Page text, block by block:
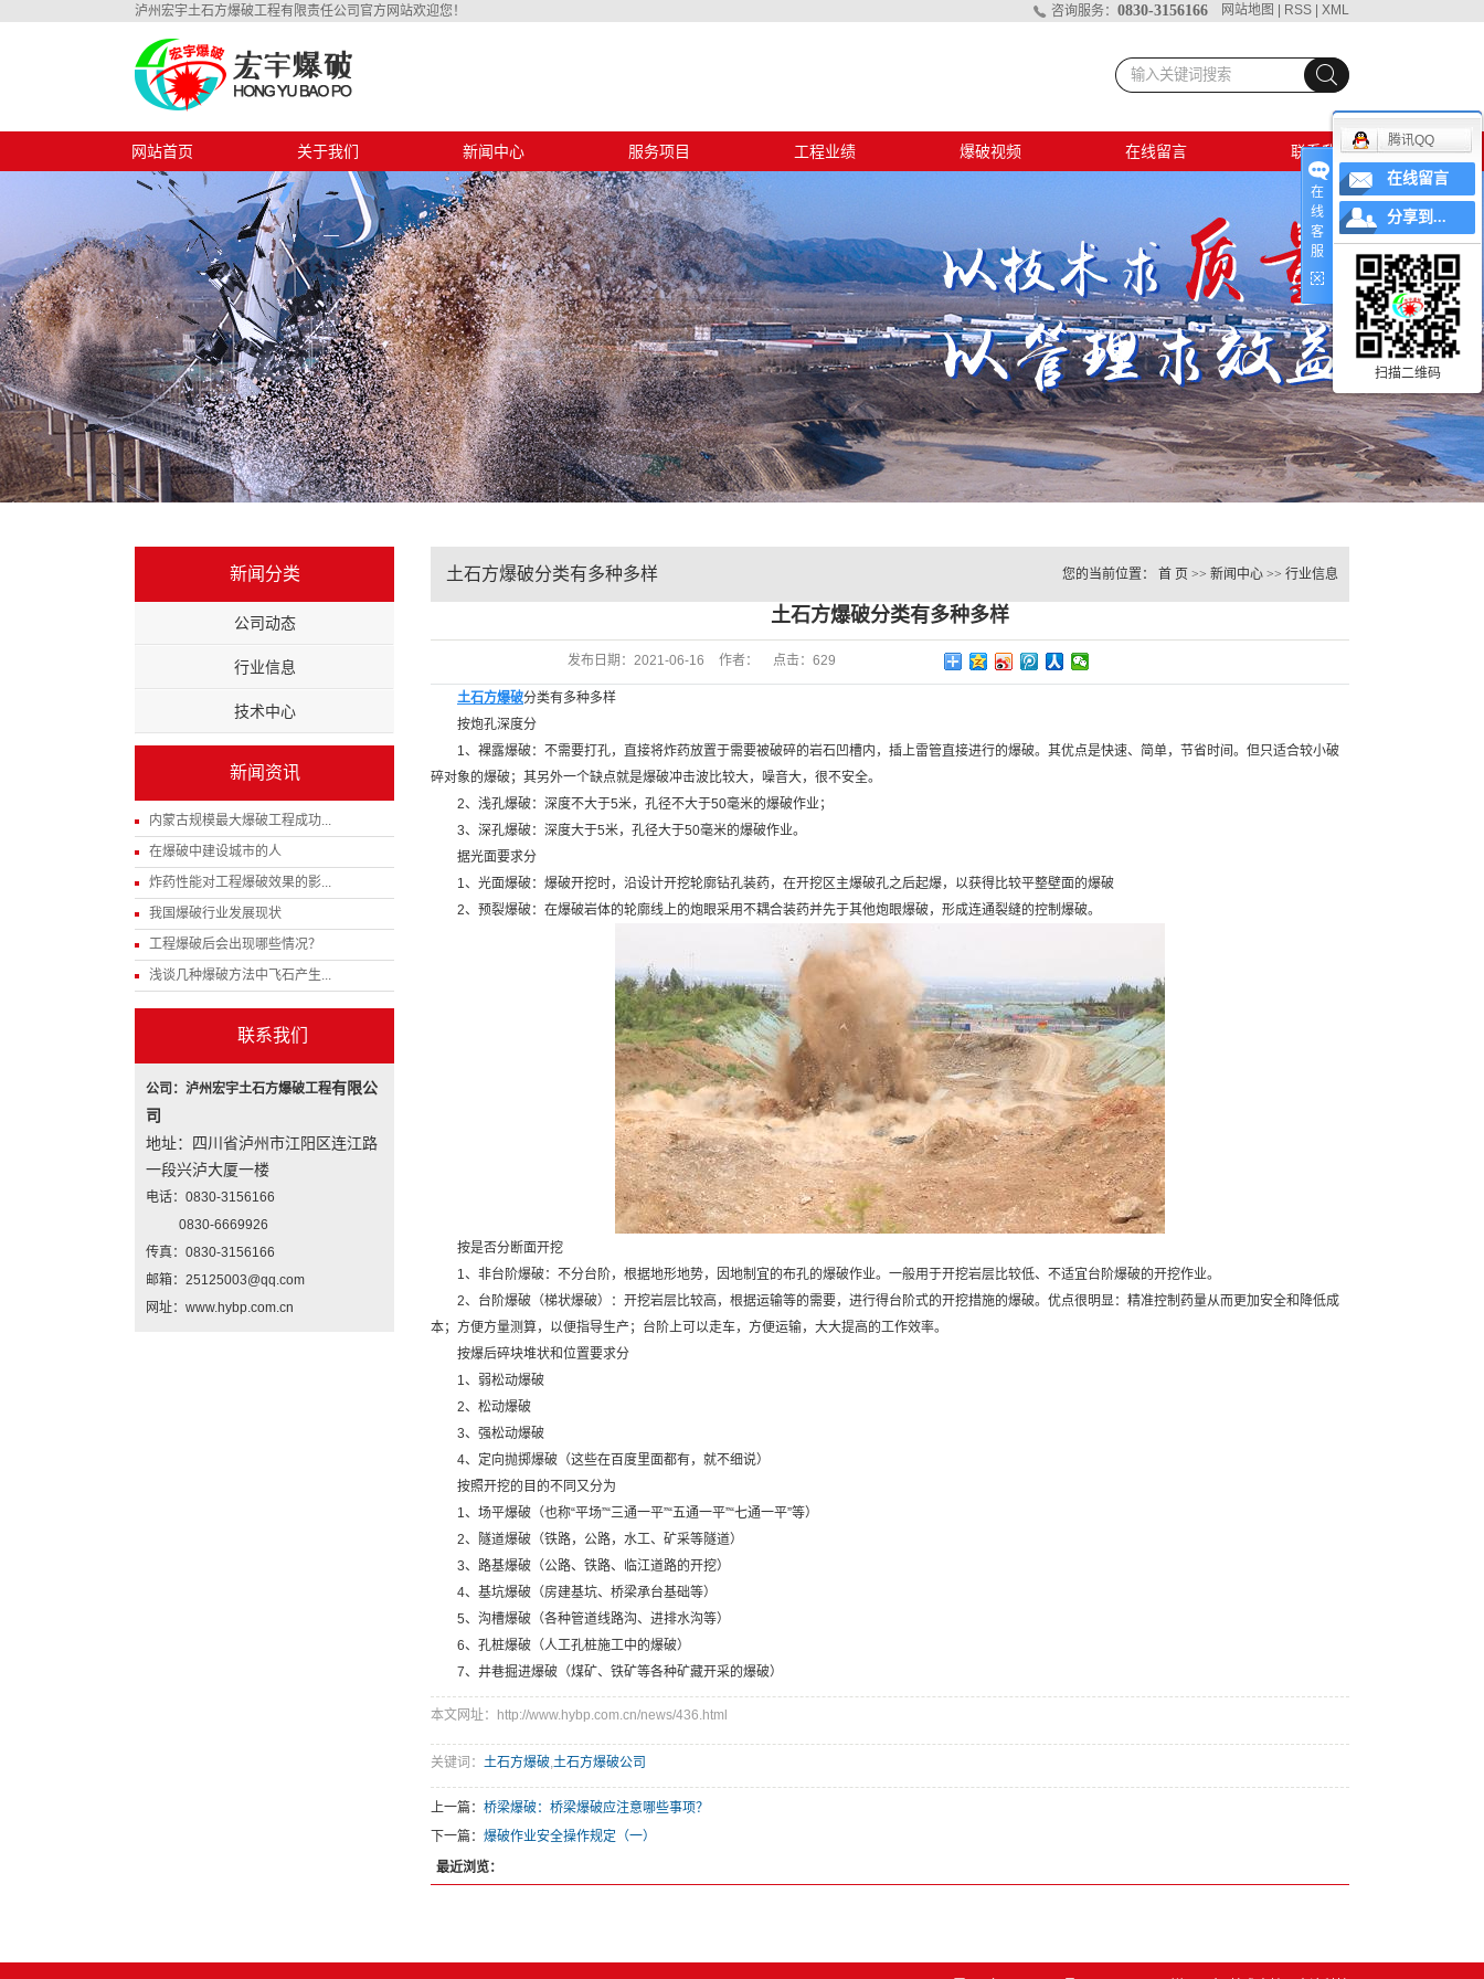
泸州宏宇土石方爆破工程有限责任公司官方网站欢迎您！ 网站地图 RSS XML
咨询服务： 0830-3156166
网站首页 关于我们
公司简介
资质证书
新闻中心
公司动态
行业信息
技术中心
服务项目
设计施工
安全评估
安全监理
工程业绩 爆破视频
清凉村排危
工地爆破
在线留言 联系我们
新闻分类
公司动态
行业信息
技术中心
新闻资讯
内蒙古规模最大爆破工程成功...
在爆破中建设城市的人
炸药性能对工程爆破效果的影...
我国爆破行业发展现状
工程爆破后会出现哪些情况？
浅谈几种爆破方法中飞石产生...
联系我们
公司：泸州宏宇土石方爆破工程有限公
司
地址：四川省泸州市江阳区连江路
一段兴泸大厦一楼
电话：0830-3156166
0830-6669926
传真：0830-3156166
邮箱：25125003@qq.com
网址：www.hybp.com.cn
土石方爆破分类有多种多样 您的当前位置： 首 页 >> 新闻中心 >> 行业信息
土石方爆破分类有多种多样
发布日期： 2021-06-16 作者： 点击： 629
土石方爆破分类有多种多样
按炮孔深度分
1、裸露爆破：不需要打孔，直接将炸药放置于需要被破碎的岩石凹槽内，插上雷管直接进行的爆破。其优点是快速、简单，节省时间。但只适合较小破
碎对象的爆破；其另外一个缺点就是爆破冲击波比较大，噪音大，很不安全。
2、浅孔爆破：深度不大于5米，孔径不大于50毫米的爆破作业；
3、深孔爆破：深度大于5米，孔径大于50毫米的爆破作业。
据光面要求分
1、光面爆破：爆破开挖时，沿设计开挖轮廓钻孔装药，在开挖区主爆破孔之后起爆，以获得比较平整壁面的爆破
2、预裂爆破：在爆破岩体的轮廓线上的炮眼采用不耦合装药并先于其他炮眼爆破，形成连通裂缝的控制爆破。
按是否分断面开挖
1、非台阶爆破：不分台阶，根据地形地势，因地制宜的布孔的爆破作业。一般用于开挖岩层比较低、不适宜台阶爆破的开挖作业。
2、台阶爆破（梯状爆破）：开挖岩层比较高，根据运输等的需要，进行得台阶式的开挖措施的爆破。优点很明显：精准控制药量从而更加安全和降低成
本；方便方量测算，以便指导生产；台阶上可以走车，方便运输，大大提高的工作效率。
按爆后碎块堆状和位置要求分
1、弱松动爆破
2、松动爆破
3、强松动爆破
4、定向抛掷爆破（这些在百度里面都有，就不细说）
按照开挖的目的不同又分为
1、场平爆破（也称“平场”“三通一平”“五通一平”“七通一平”等）
2、隧道爆破（铁路，公路，水工、矿采等隧道）
3、路基爆破（公路、铁路、临江道路的开挖）
4、基坑爆破（房建基坑、桥梁承台基础等）
5、沟槽爆破（各种管道线路沟、进排水沟等）
6、孔桩爆破（人工孔桩施工中的爆破）
7、井巷掘进爆破（煤矿、铁矿等各种矿藏开采的爆破）
本文网址：http://www.hybp.com.cn/news/436.html
关键词： 土石方爆破,土石方爆破公司
上一篇： 桥梁爆破：桥梁爆破应注意哪些事项？
下一篇： 爆破作业安全操作规定（一）
最近浏览：
在
线
客
服
腾讯QQ
在线留言
分享到...
扫描二维码